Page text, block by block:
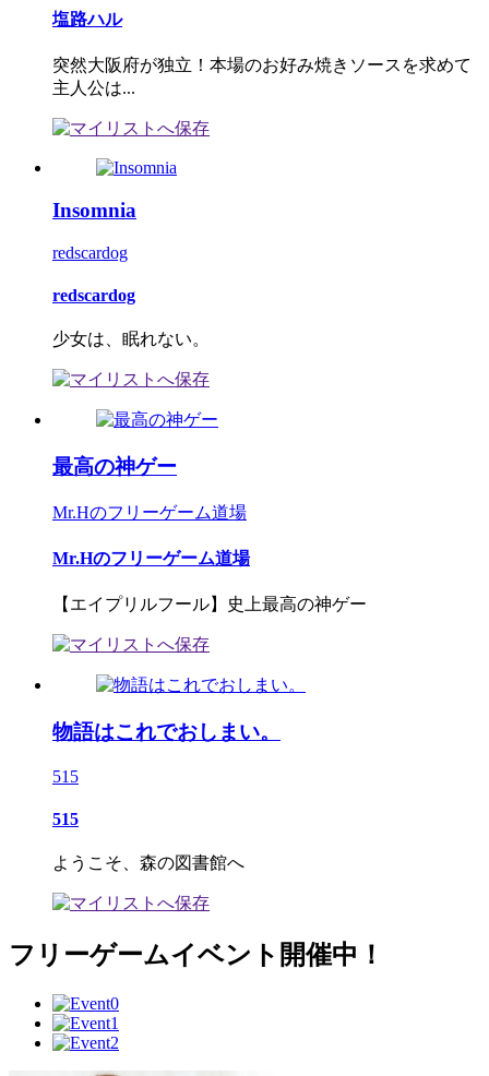
塩路ハル
突然大阪府が独立！本場のお好み焼きソースを求めて
主人公は...
Insomnia
redscardog
redscardog
少女は、眠れない。
最高の神ゲー
Mr.Hのフリーゲーム道場
Mr.Hのフリーゲーム道場
【エイプリルフール】史上最高の神ゲー
物語はこれでおしまい。
515
515
ようこそ、森の図書館へ
フリーゲームイベント開催中！